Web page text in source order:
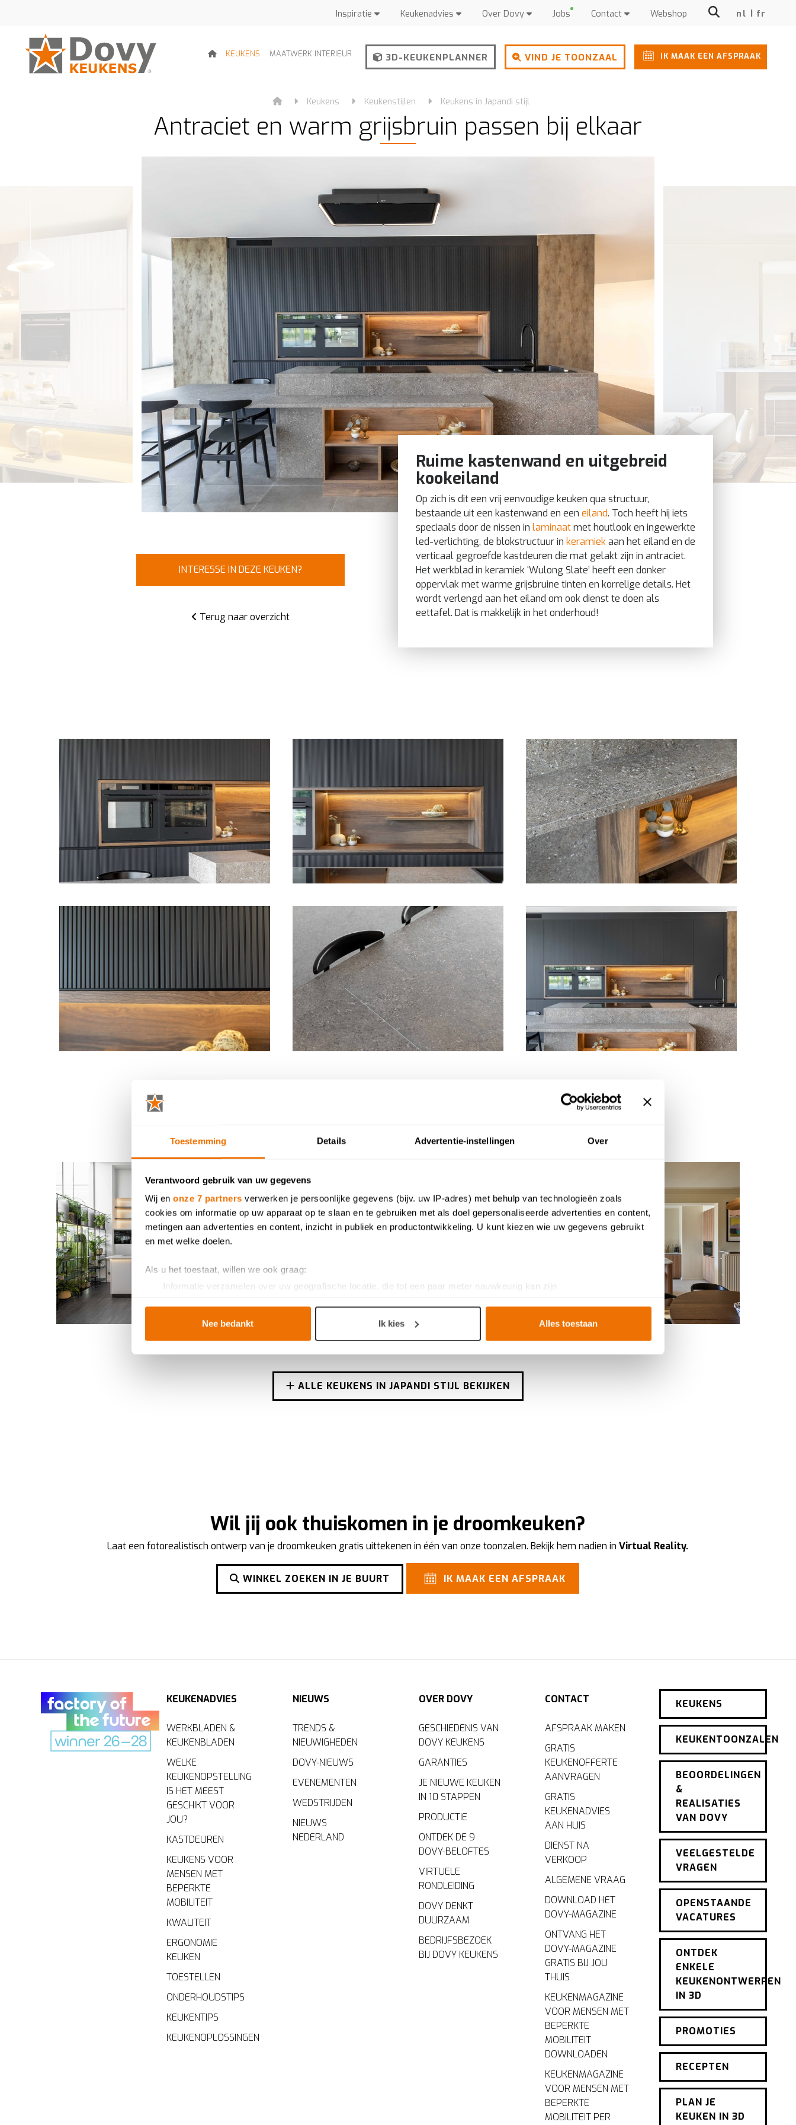
Toestemming Details Advertentie-instellingen Over
Verantwoord gebruik van uw gegevens
Wij en onze 7 partners verwerken je persoonlijke gegevens (bijv. uw IP-adres) met behulp van technologieën zoals
cookies om informatie op uw apparaat op te slaan en te gebruiken met als doel gepersonaliseerde advertenties en content,
metingen aan advertenties en content, inzicht in publiek en productontwikkeling. U kunt kiezen wie uw gegevens gebruikt
en met welke doelen.
Als u het toestaat, willen we ook graag:
Informatie verzamelen over uw geografische locatie, die tot een paar meter nauwkeurig kan zijn
toestemming op elk moment wijzigen of intrekken in de Cookieverklaring.
u van een vloeiende ervaring. Ze zorgen voor eenfunctionelewebsite, bieden inzichten om te
gepersonaliseerdeervaring te bieden zoals aangegeven in het
Nee bedankt Ik kies Alles toestaan
Inspiratie Keukenadvies Over Dovy Jobs Contact Webshop nl fr
KEUKENS MAATWERK INTERIEUR 3D-KEUKENPLANNER VIND JE TOONZAAL IK MAAK EEN AFSPRAAK
Keukens Keukenstijlen Keukens in Japandi stijl
Antraciet en warm grijsbruin passen bij elkaar
INTERESSE IN DEZE KEUKEN?
Terug naar overzicht
Ruime kastenwand en uitgebreid
kookeiland
Op zich is dit een vrij eenvoudige keuken qua structuur,
bestaande uit een kastenwand en een eiland. Toch heeft hij iets
speciaals door de nissen in laminaatmet houtlook en ingewerkte
led-verlichting, de blokstructuur in keramiekaan het eiland en de
verticaal gegroefde kastdeuren die mat gelakt zijn in antraciet.
Het werkblad in keramiek ‘Wulong Slate’ heeft een donker
oppervlak met warme grijsbruine tinten en korrelige details. Het
wordt verlengd aan het eiland om ook dienst te doen als
eettafel. Dat is makkelijk in het onderhoud!
Andere keukens in japandi stijl
ALLE KEUKENS IN JAPANDI STIJL BEKIJKEN
Wil jij ook thuiskomen in je droomkeuken?
Laat een fotorealistisch ontwerp van je droomkeuken gratis uittekenen in één van onze toonzalen. Bekijk hem nadien inVirtual Reality.
WINKEL ZOEKEN IN JE BUURT IK MAAK EEN AFSPRAAK
KEUKENADVIES
WERKBLADEN &
KEUKENBLADEN
WELKE
KEUKENOPSTELLING
IS HET MEEST
GESCHIKT VOOR
JOU?
KASTDEUREN
KEUKENS VOOR
MENSEN MET
BEPERKTE
MOBILITEIT
KWALITEIT
ERGONOMIE
KEUKEN
TOESTELLEN
ONDERHOUDSTIPS
KEUKENTIPS
KEUKENOPLOSSINGEN
NIEUWS
TRENDS &
NIEUWIGHEDEN
DOVY-NIEUWS
EVENEMENTEN
WEDSTRIJDEN
NIEUWS
NEDERLAND
OVER DOVY
GESCHIEDENIS VAN
DOVY KEUKENS
GARANTIES
JE NIEUWE KEUKEN
IN 10 STAPPEN
PRODUCTIE
ONTDEK DE 9
DOVY-BELOFTES
VIRTUELE
RONDLEIDING
DOVY DENKT
DUURZAAM
BEDRIJFSBEZOEK
BIJ DOVY KEUKENS
CONTACT
AFSPRAAK MAKEN
GRATIS
KEUKENOFFERTE
AANVRAGEN
GRATIS
KEUKENADVIES
AAN HUIS
DIENST NA
VERKOOP
ALGEMENE VRAAG
DOWNLOAD HET
DOVY-MAGAZINE
ONTVANG HET
DOVY-MAGAZINE
GRATIS BIJ JOU
THUIS
KEUKENMAGAZINE
VOOR MENSEN MET
BEPERKTE
MOBILITEIT
DOWNLOADEN
KEUKENMAGAZINE
VOOR MENSEN MET
BEPERKTE
MOBILITEIT PER
KEUKENS
KEUKENTOONZALEN
BEOORDELINGEN
&
REALISATIES
VAN DOVY
VEELGESTELDE
VRAGEN
OPENSTAANDE
VACATURES
ONTDEK
ENKELE
KEUKENONTWERPEN
IN 3D
PROMOTIES
RECEPTEN
PLAN JE
KEUKEN IN 3D